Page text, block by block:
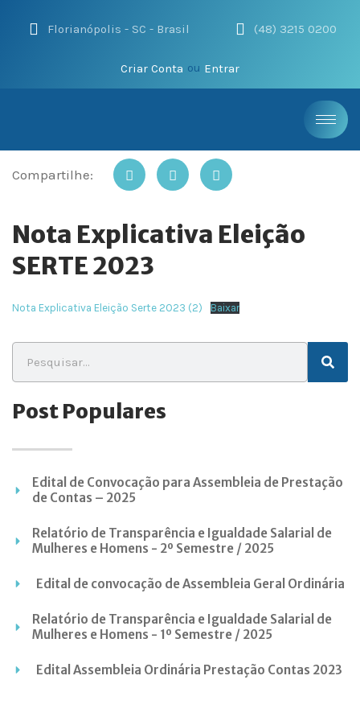
Florianópolis - SC - Brasil (48) 3215 0200
Criar Conta ou Entrar
Compartilhe:
Nota Explicativa Eleição
SERTE 2023
Nota Explicativa Eleição Serte 2023 (2) Baixar
Post Populares
Edital de Convocação para Assembleia de Prestação
de Contas – 2025
Relatório de Transparência e Igualdade Salarial de
Mulheres e Homens - 2º Semestre / 2025
Edital de convocação de Assembleia Geral Ordinária
Relatório de Transparência e Igualdade Salarial de
Mulheres e Homens - 1º Semestre / 2025
Edital Assembleia Ordinária Prestação Contas 2023